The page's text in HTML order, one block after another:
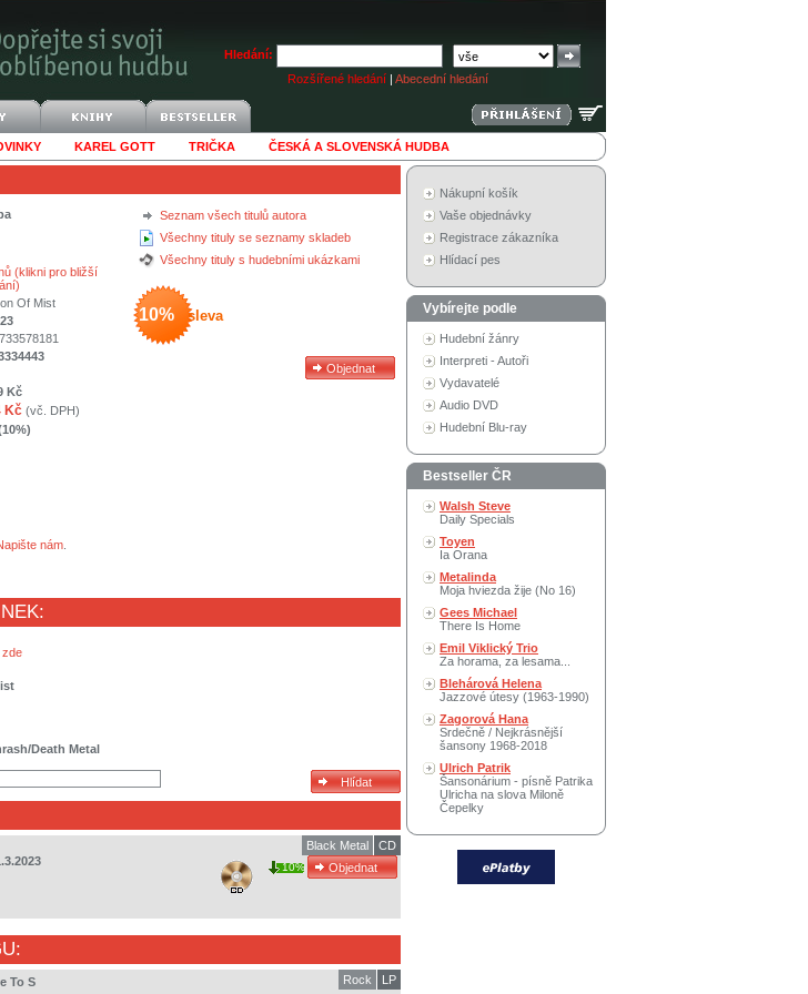
Hledání:
Rozšířené hledání | Abecední hledání
KAREL GOTT TRIČKA ČESKÁ A SLOVENSKÁ HUDBA
Seznam všech titulů autora
Všechny tituly se seznamy skladeb
Všechny tituly s hudebními ukázkami
10% sleva
(klikni pro bližší
Of Mist
Kč
Kč (vč. DPH)
nám
zde
Death Metal
CD
Black Metal
10%
To S
LP
Rock
Nákupní košík
Vaše objednávky
Registrace zákazníka
Hlídací pes
Vybírejte podle
Hudební žánry
Interpreti - Autoři
Vydavatelé
Audio DVD
Hudební Blu-ray
Bestseller ČR
Walsh Steve
Daily Specials
Toyen
Ia Orana
Metalinda
Moja hviezda žije (No 16)
Gees Michael
There Is Home
Emil Viklický Trio
Za horama, za lesama...
Blehárová Helena
Jazzové útesy (1963-1990)
Zagorová Hana
Srdečně / Nejkrásnější
šansony 1968-2018
Ulrich Patrik
Šansonárium - písně Patrika
Ulricha na slova Miloně
Čepelky